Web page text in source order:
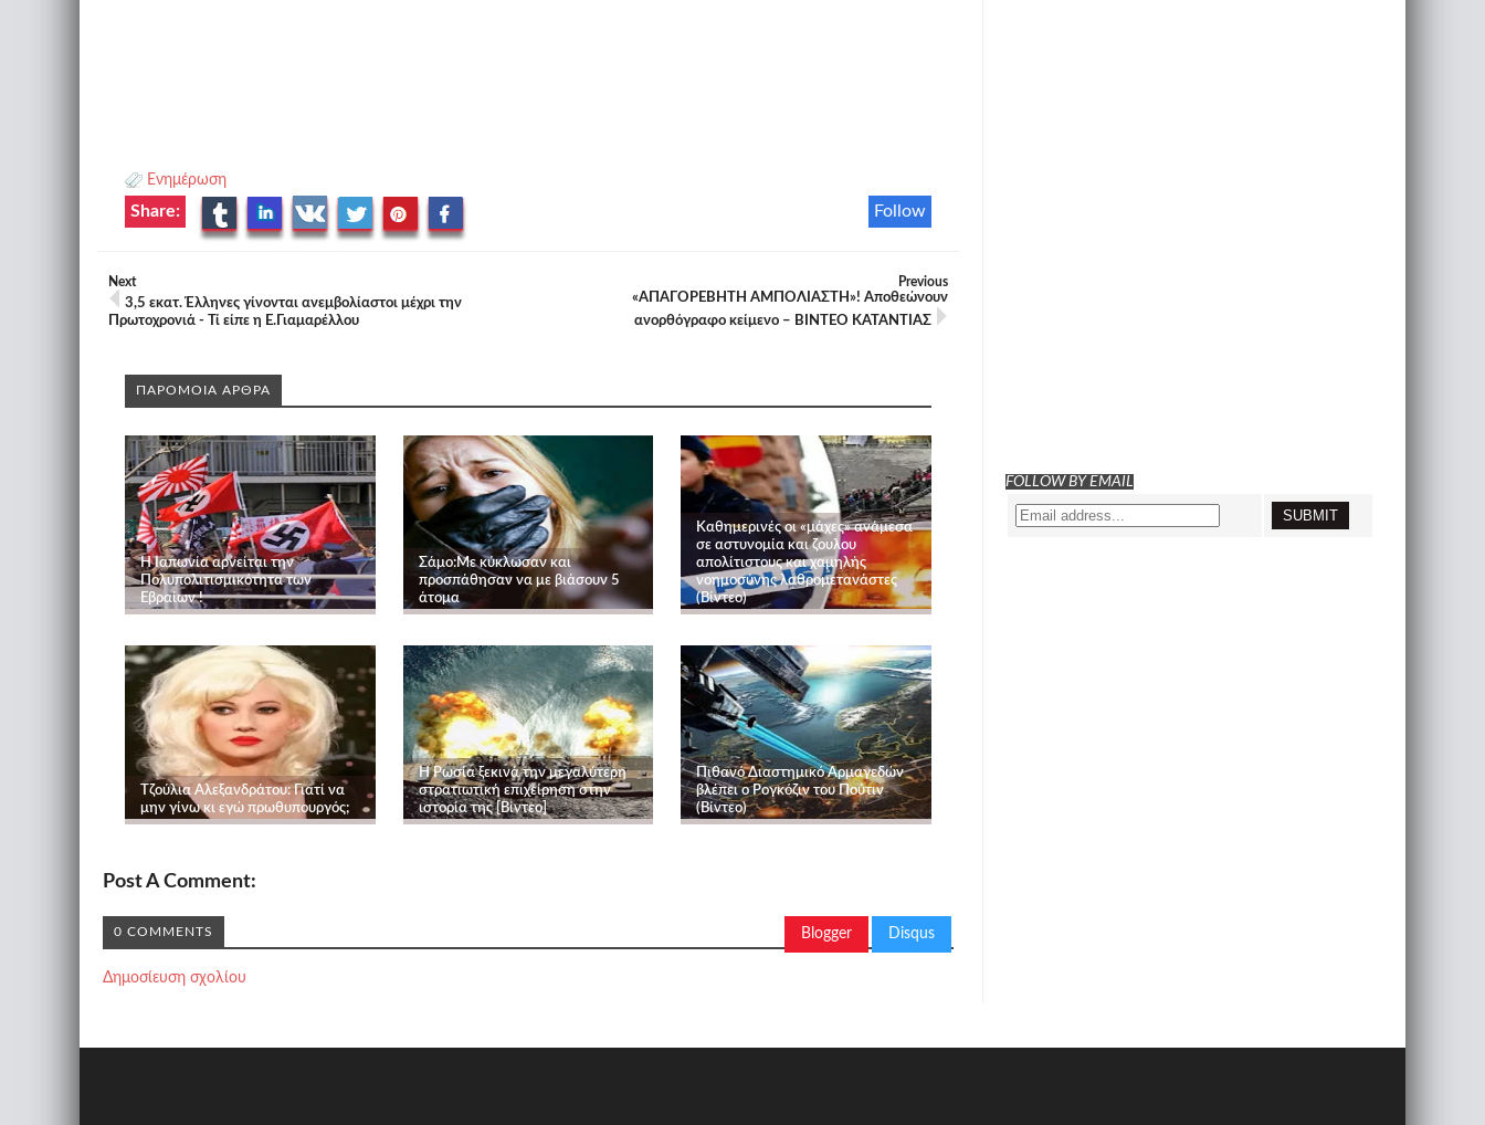
Ενημέρωση
Follow
Share:
Next
3,5 εκατ. Έλληνες γίνονται ανεμβολίαστοι μέχρι την
Πρωτοχρονιά - Τί είπε η Ε.Γιαμαρέλλου
Previous
«ΑΠΑΓΟΡΕΒΗΤΗ ΑΜΠΟΛΙΑΣΤΗ»! Αποθεώνουν
ανορθόγραφο κείμενο – ΒΙΝΤΕΟ ΚΑΤΑΝΤΙΑΣ
ΠΑΡΟΜΟΙΑ ΑΡΘΡΑ
Η Ιαπωνία αρνείται την
Πολυπολιτισμικότητα των
Εβραίων !
Σάμο:Με κύκλωσαν και
προσπάθησαν να με βιάσουν 5
άτομα
Καθημερινές οι «μάχες» ανάμεσα
σε αστυνομία και ζουλου
απολίτιστους και χαμηλής
νοημοσύνης λαθρομετανάστες
(Βίντεο)
Τζούλια Αλεξανδράτου: Γιατί να
μην γίνω κι εγώ πρωθυπουργός;
Η Ρωσία ξεκινά την μεγαλύτερη
στρατιωτική επιχείρηση στην
ιστορία της [Βίντεο]
Πιθανό Διαστημικό Αρμαγεδών
βλέπει ο Ρογκόζιν του Πούτιν
(Βίντεο)
Post A Comment:
Blogger Disqus
0 COMMENTS
Δημοσίευση σχολίου
FOLLOW BY EMAIL